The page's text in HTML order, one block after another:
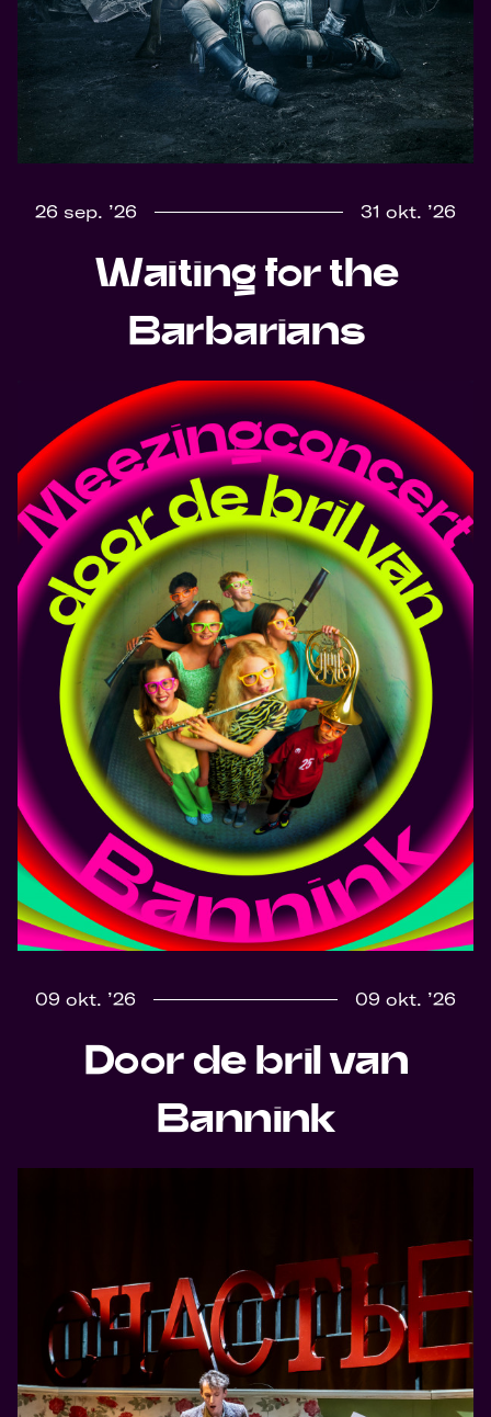
26 sep. ’26 31 okt. ’26
Waiting for the
Barbarians
09 okt. ’26 09 okt. ’26
Door de bril van
Bannink